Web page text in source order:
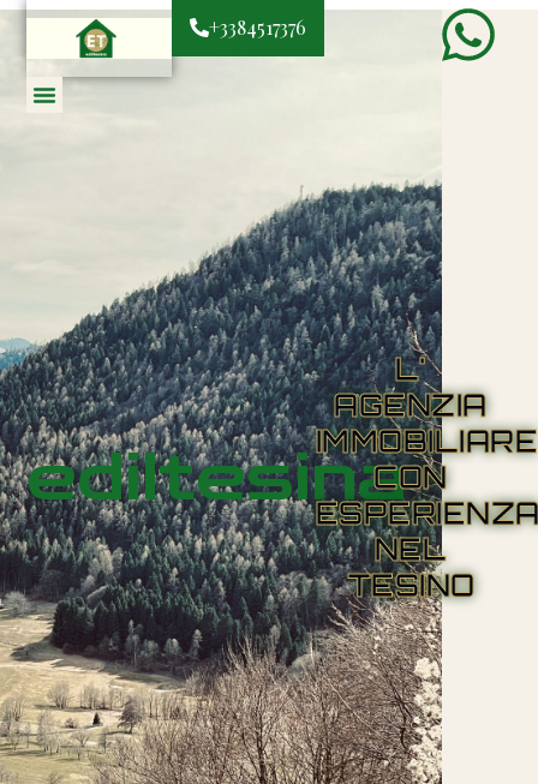
+3384517376
ediltesina
L'
AGENZIA
IMMOBILIARE
CON
NEL
TESINO